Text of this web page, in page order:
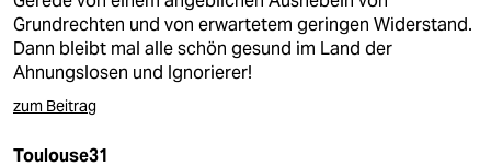
Grundrechten und von erwartetem geringen Widerstand.
Dann bleibt mal alle schön gesund im Land der
Ahnungslosen und Ignorierer!
zum Beitrag
Toulouse31